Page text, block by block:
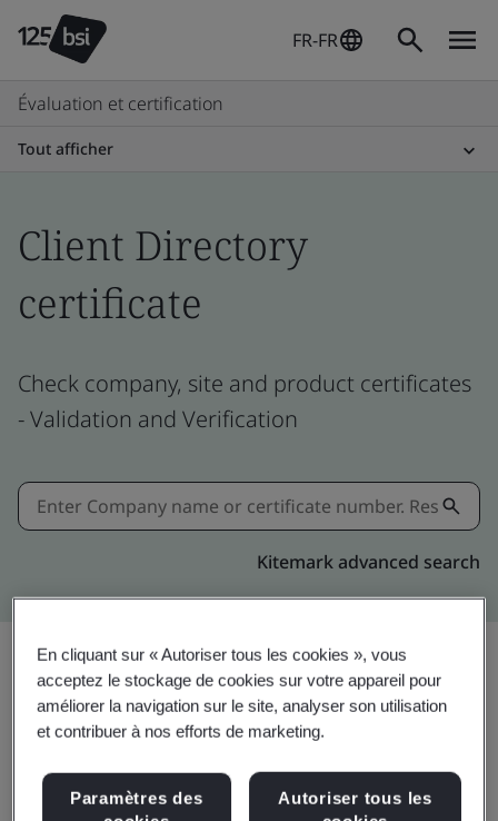
FR-FR
Évaluation et certification
Tout afficher
Client Directory
certificate
Check company, site and product certificates
- Validation and Verification
Kitemark advanced search
Partager:
IATF 16949:2016
En cliquant sur « Autoriser tous les cookies », vous
acceptez le stockage de cookies sur votre appareil pour
améliorer la navigation sur le site, analyser son utilisation
et contribuer à nos efforts de marketing.
Paramètres des
Autoriser tous les